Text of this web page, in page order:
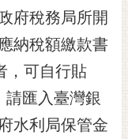
府稅務局所開
納稅額繳款書
，可自行貼
匯入臺灣銀
水利局保管金